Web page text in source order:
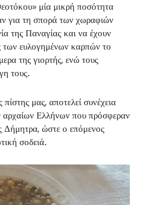
μία μικρή ποσότητα
για τη σπορά των χωραφιών
της Παναγίας και να έχουν
ευλογημένων καρπών το
της γιορτής, ενώ τους
τους.
μας, αποτελεί συνέχεια
αρχαίων Ελλήνων που πρόσφεραν
Δήμητρα, ώστε ο επόμενος
σοδειά.